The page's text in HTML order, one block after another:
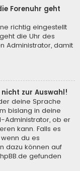
Forenuhr geht
richtig eingestellt
die Uhr des
Administrator, damit
zur Auswahl!
deine Sprache
bislang in deine
Administrator, ob er
kann. Falls es
du es
dazu können auf
gefunden